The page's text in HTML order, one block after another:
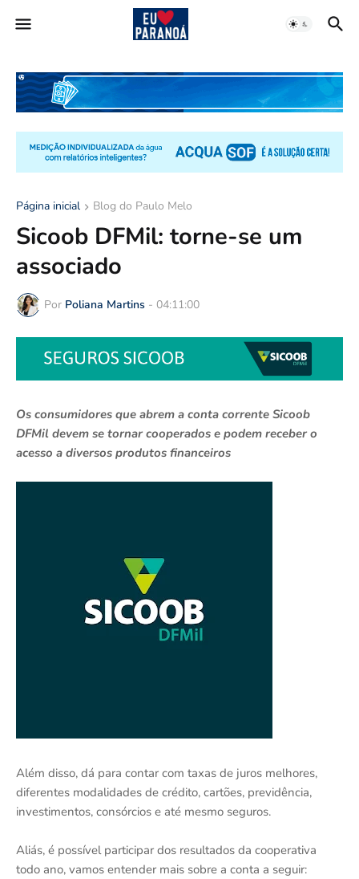
Página inicial Blog do Paulo Melo
Sicoob DFMil: torne-se um
associado
Por Poliana Martins - 04:11:00
Os consumidores que abrem a conta corrente Sicoob
DFMil devem se tornar cooperados e podem receber o
acesso a diversos produtos financeiros
Além disso, dá para contar com taxas de juros melhores,
diferentes modalidades de crédito, cartões, previdência,
investimentos, consórcios e até mesmo seguros.
Aliás, é possível participar dos resultados da cooperativa
todo ano, vamos entender mais sobre a conta a seguir: